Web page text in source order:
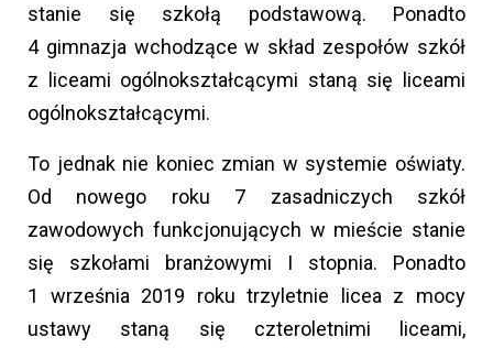
stanie się szkołą podstawową. Ponadto
4 gimnazja wchodzące w skład zespołów szkół
z liceami ogólnokształcącymi staną się liceami
ogólnokształcącymi.
To jednak nie koniec zmian w systemie oświaty.
Od nowego roku 7 zasadniczych szkół
zawodowych funkcjonujących w mieście stanie
się szkołami branżowymi I stopnia. Ponadto
1 września 2019 roku trzyletnie licea z mocy
ustawy staną się czteroletnimi liceami,